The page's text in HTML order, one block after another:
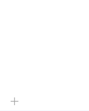
la quantité